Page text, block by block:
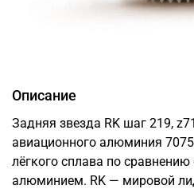
Описание
Задняя звезда RK шаг 219,
авиационного алюминия
лёгкого сплава по
алюминием. RK — мировой